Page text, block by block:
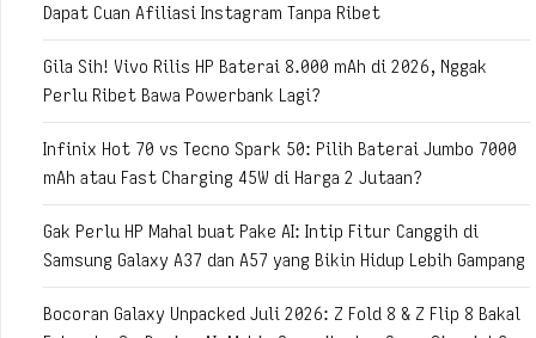
Dapat Cuan Afiliasi Instagram Tanpa Ribet
Gila Sih! Vivo Rilis HP Baterai 8.000 mAh di 2026, Nggak
Perlu Ribet Bawa Powerbank Lagi?
Infinix Hot 70 vs Tecno Spark 50: Pilih Baterai Jumbo 7000
mAh atau Fast Charging 45W di Harga 2 Jutaan?
Gak Perlu HP Mahal buat Pake AI: Intip Fitur Canggih di
Samsung Galaxy A37 dan A57 yang Bikin Hidup Lebih Gampang
Bocoran Galaxy Unpacked Juli 2026: Z Fold 8 & Z Flip 8 Bakal